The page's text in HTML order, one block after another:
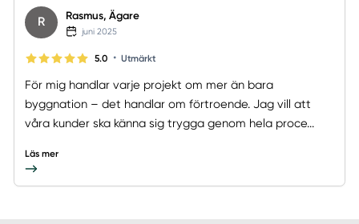
R Rasmus, Ägare
juni 2025
5.0 • Utmärkt
För mig handlar varje projekt om mer än bara
byggnation – det handlar om förtroende. Jag vill att
våra kunder ska känna sig trygga genom hela proce...
Läs mer